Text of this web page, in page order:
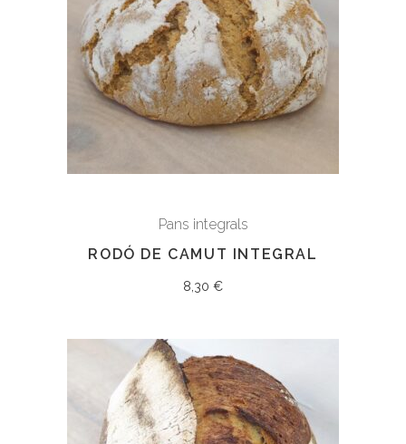
Pans integrals
RODÓ DE CAMUT INTEGRAL
8,30 €